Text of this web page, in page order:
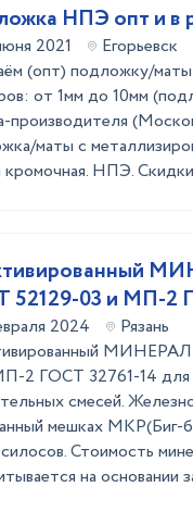
НПЭ опт и в
2021
Егорьевск
(опт) подложку/маты
от 1мм до 10мм
производителя
маты с
НПЭ.
52129-03 и МП-2
2024
Рязань
2 ГОСТ 32761-14 для
смесей.
мешках МКР(Биг-
Стоимость
на основании